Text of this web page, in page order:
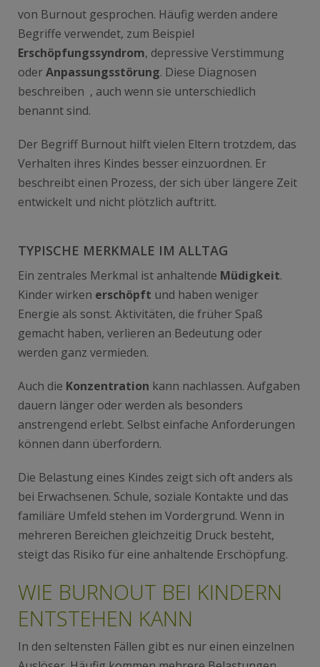
von Burnout gesprochen. Häufig werden andere
Begriffe verwendet, zum Beispiel
Erschöpfungssyndrom, depressive Verstimmung
oderAnpassungsstörung. Diese Diagnosen
beschreiben , auch wenn sie unterschiedlich
benannt sind.
Der Begriff Burnout hilft vielen Eltern trotzdem, das
Verhalten ihres Kindes besser einzuordnen. Er
beschreibt einen Prozess, der sich über längere Zeit
entwickelt und nicht plötzlich auftritt.
TYPISCHE MERKMALE IM ALLTAG
Ein zentrales Merkmal ist anhaltende Müdigkeit.
Kinder wirken erschöpft und haben weniger
Energie als sonst. Aktivitäten, die früher Spaß
gemacht haben, verlieren an Bedeutung oder
werden ganz vermieden.
Auch die Konzentration kann nachlassen. Aufgaben
dauern länger oder werden als besonders
anstrengend erlebt. Selbst einfache Anforderungen
können dann überfordern.
Die Belastung eines Kindes zeigt sich oft anders als
bei Erwachsenen. Schule, soziale Kontakte und das
familiäre Umfeld stehen im Vordergrund. Wenn in
mehreren Bereichen gleichzeitig Druck besteht,
steigt das Risiko für eine anhaltende Erschöpfung.
WIE BURNOUT BEI KINDERN
ENTSTEHEN KANN
In den seltensten Fällen gibt es nur einen einzelnen